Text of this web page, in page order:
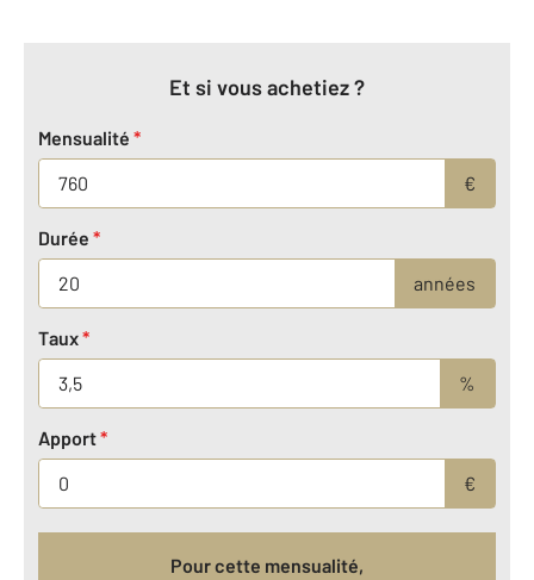
Et si vous achetiez ?
Mensualité *
€
Durée *
années
Taux*
%
Apport*
€
Pour cette mensualité,